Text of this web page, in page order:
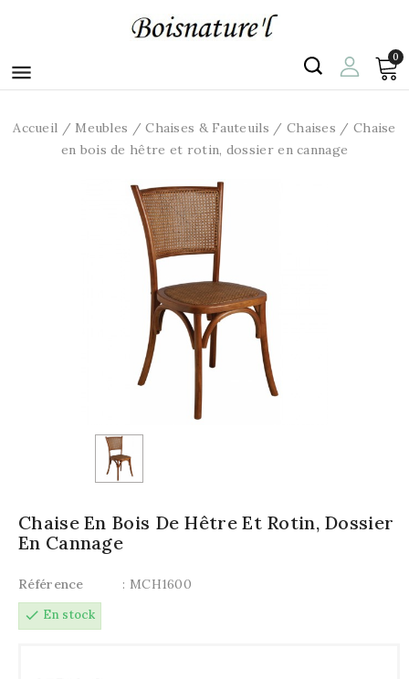

0
Accueil Meubles Chaises & Fauteuils Chaises
Chaise
en bois de hêtre et rotin, dossier en cannage
Chaise En Bois De Hêtre Et Rotin, Dossier
En Cannage
Référence
: MCH1600
check En stock